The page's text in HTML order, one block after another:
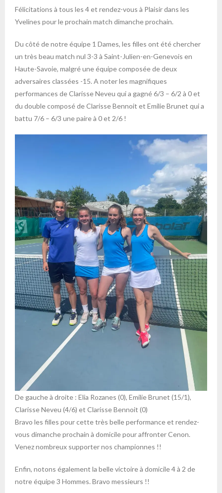
Félicitations à tous les 4 et rendez-vous à Plaisir dans les
Yvelines pour le prochain match dimanche prochain.
Du côté de notre équipe 1 Dames, les filles ont été chercher
un très beau match nul 3-3 à Saint-Julien-en-Genevois en
Haute-Savoie, malgré une équipe composée de deux
adversaires classées -15. A noter les magnifiques
performances de Clarisse Neveu qui a gagné 6/3 – 6/2 à 0 et
du double composé de Clarisse Bennoit et Emilie Brunet qui a
battu 7/6 – 6/3 une paire à 0 et 2/6 !
De gauche à droite : Elia Rozanes (0), Emilie Brunet (15/1),
Clarisse Neveu (4/6) et Clarisse Bennoit (0)
Bravo les filles pour cette très belle performance et rendez-
vous dimanche prochain à domicile pour affronter Cenon.
Venez nombreux supporter nos championnes !!
Enfin, notons également la belle victoire à domicile 4 à 2 de
notre équipe 3 Hommes. Bravo messieurs !!